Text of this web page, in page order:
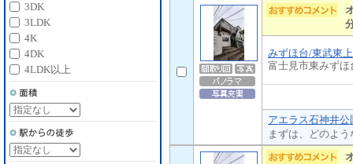
みずほ台/東武東
富士見市東みずほ
アエラス石神井
まずは、どのよ
3DK
3LDK
4K
4DK
4LDK以上